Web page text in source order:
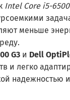
Intel Core i5-
меньше
G3 и Dell
и легко
надежностью